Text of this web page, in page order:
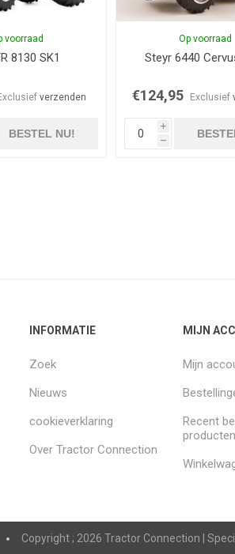
voorraad
8130 SK1
verzenden
BESTEL NU!
Op voorraad
Steyr 6440
€124,95 Exclusief
i
h
INFORMATIE
Zoek
Nieuws
cookieverklaring
Over Tractor Connection
MIJN
Mijn
Recent
producten
Copyright ; 2026 Tractor Connection |